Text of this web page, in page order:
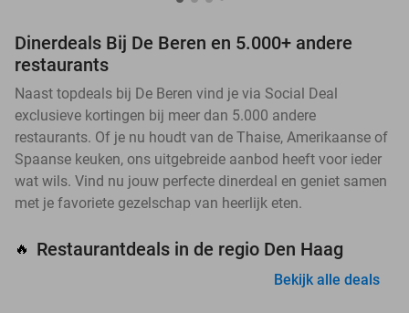
Dinerdeals Bij De Beren en 5.000+ andere
restaurants
Naast topdeals bij De Beren vind je via Social Deal
exclusieve kortingen bij meer dan 5.000 andere
restaurants. Of je nu houdt van de Thaise, Amerikaanse of
Spaanse keuken, ons uitgebreide aanbod heeft voor ieder
wat wils. Vind nu jouw perfecte dinerdeal en geniet samen
met je favoriete gezelschap van heerlijk eten.
🔥 Restaurantdeals in de regio Den Haag
Bekijk alle deals